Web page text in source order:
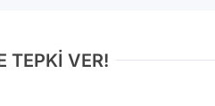
TEPKİ VER!